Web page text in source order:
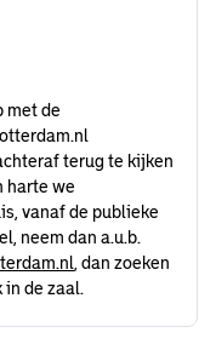
met de
terug te kijken
harte we
vanaf de publieke
neem dan a.u.b.
, dan zoeken
de zaal.